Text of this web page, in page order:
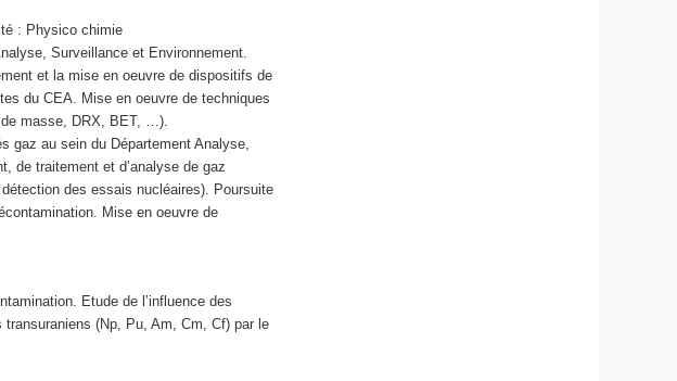
: Physico chimie
Surveillance et Environnement.
et la mise en oeuvre de dispositifs de
du CEA. Mise en oeuvre de techniques
masse, DRX, BET, …).
gaz au sein du Département Analyse,
de traitement et d’analyse de gaz
des essais nucléaires). Poursuite
Mise en oeuvre de
Etude de l’influence des
(Np, Pu, Am, Cm, Cf) par le